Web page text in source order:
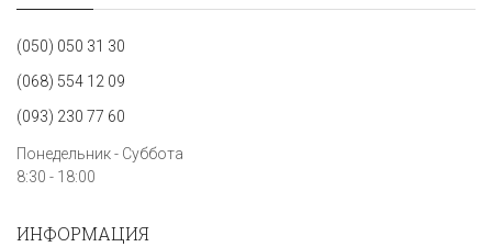
(050) 050 31 30
(068) 554 12 09
(093) 230 77 60
Понедельник - Суббота
8:30 - 18:00
ИНФОРМАЦИЯ